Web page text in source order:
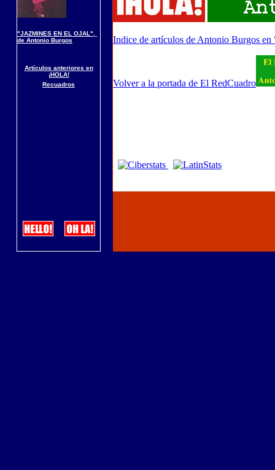
"JAZMINES EN EL OJAL",
de Antonio Burgos
Artículos anteriores en
¡HOLA!
Recuadros
Indice de artículos de Antonio Burgos
Volver a la portada de El RedCuadro